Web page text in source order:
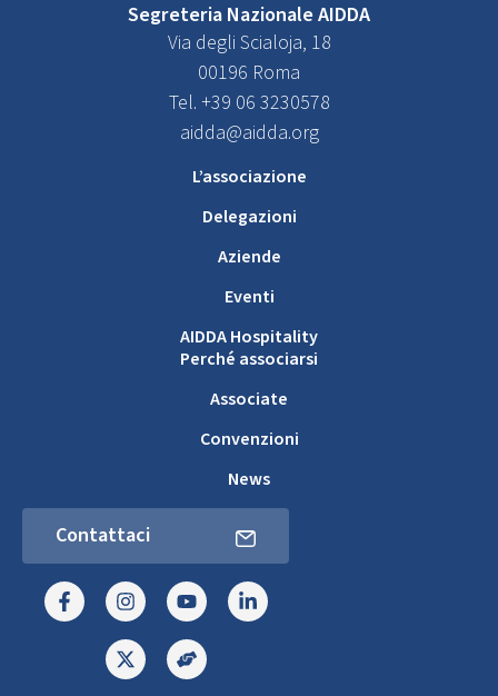
Segreteria Nazionale AIDDA
Via degli Scialoja, 18
00196 Roma
Tel. +39 06 3230578
aidda@aidda.org
L’associazione
Delegazioni
Aziende
Eventi
AIDDA Hospitality
Perché associarsi
Associate
Convenzioni
News
Contattaci